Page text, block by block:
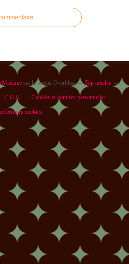
sur le portail Overblog Top articles
C.G.U. Cookies et données personnelles
cookies